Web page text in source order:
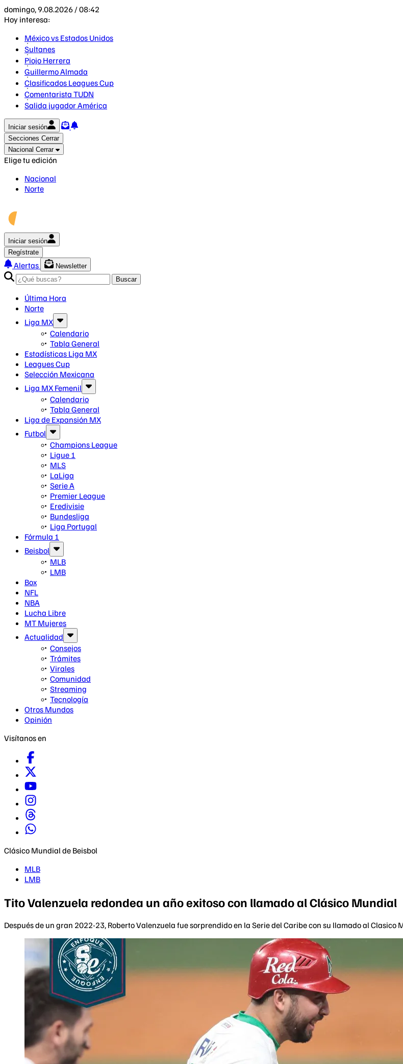
domingo, 9.08.2026 / 08:42
Hoy interesa:
México vs Estados Unidos
Sultanes
Piojo Herrera
Guillermo Almada
Clasificados Leagues Cup
Comentarista TUDN
Salida jugador América
Iniciar sesión
Secciones Cerrar
Nacional Cerrar
Elige tu edición
Nacional
Norte
Iniciar sesión
Regístrate
Alertas
Newsletter
Buscar
Última Hora
Norte
Liga MX
Calendario
Tabla General
Estadísticas Liga MX
Leagues Cup
Selección Mexicana
Liga MX Femenil
Calendario
Tabla General
Liga de Expansión MX
Futbol
Champions League
Ligue 1
MLS
LaLiga
Serie A
Premier League
Eredivisie
Bundesliga
Liga Portugal
Fórmula 1
Beisbol
MLB
LMB
Box
NFL
NBA
Lucha Libre
MT Mujeres
Actualidad
Consejos
Trámites
Virales
Comunidad
Streaming
Tecnología
Otros Mundos
Opinión
Visítanos en
Clásico Mundial de Beisbol
MLB
LMB
Tito Valenzuela redondea un año exitoso con llamado al Clásico Mundial
Después de un gran 2022-23, Roberto Valenzuela fue sorprendido en la Serie del Caribe con su llamado al Clasico